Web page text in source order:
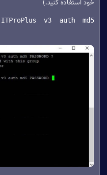
خود استفاده کنید.)
ITProPlus v3 auth md5